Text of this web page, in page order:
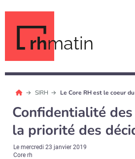
rhmatin
SIRH Le Core RH est le coeur
Confidentialité
la priorité des
Lemercredi 23 janvier 2019
Core rh